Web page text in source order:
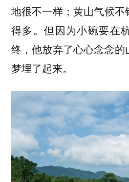
地很不一样；黄山气候不
得多。但因为小碗要在
终，他放弃了心心念念
梦埋了起来。